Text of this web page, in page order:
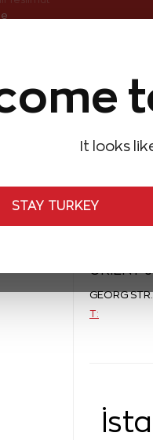
It looks
STAY TURKEY
Teslimat
Kargo Çok Satanlar
ORİENT
GEORG
T: